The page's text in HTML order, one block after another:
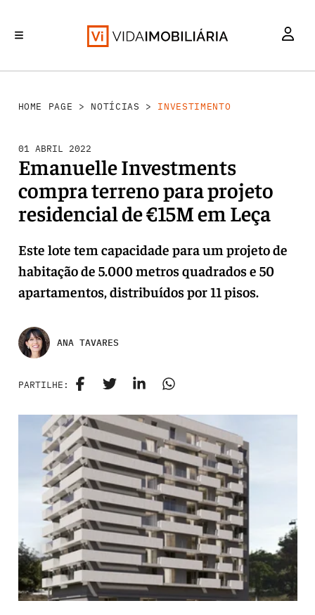
HOME PAGE > NOTÍCIAS > INVESTIMENTO
01 ABRIL 2022
Emanuelle Investments
compra terreno para projeto
residencial de €15M em Leça
Este lote tem capacidade para um projeto de
habitação de 5.000 metros quadrados e 50
apartamentos, distribuídos por 11 pisos.
ANA TAVARES
PARTILHE: